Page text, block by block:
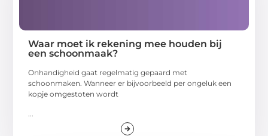
Waar moet ik rekening mee houden bij
een schoonmaak?
Onhandigheid gaat regelmatig gepaard met
schoonmaken. Wanneer er bijvoorbeeld per ongeluk een
kopje omgestoten wordt